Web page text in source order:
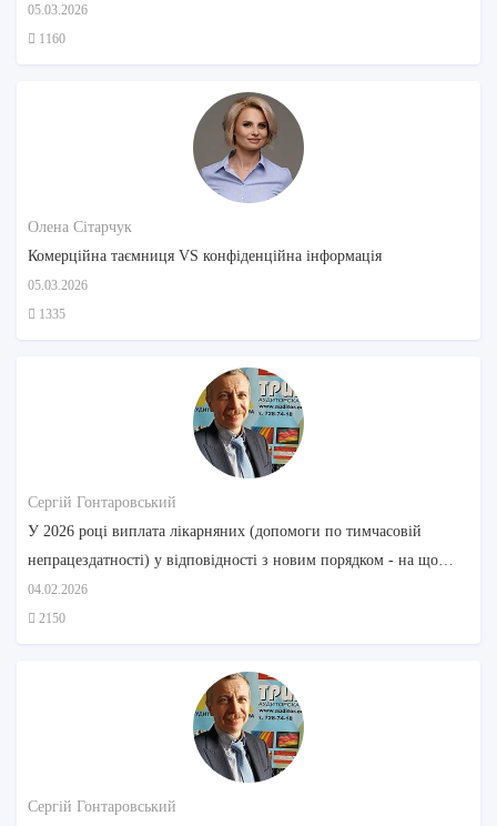
05.03.2026
1160
Олена Сітарчук
Комерційна таємниця VS конфіденційна інформація
05.03.2026
1335
Сергій Гонтаровський
У 2026 році виплата лікарняних (допомоги по тимчасовій
непрацездатності) у відповідності з новим порядком - на що
звернути увагу
04.02.2026
2150
Сергій Гонтаровський